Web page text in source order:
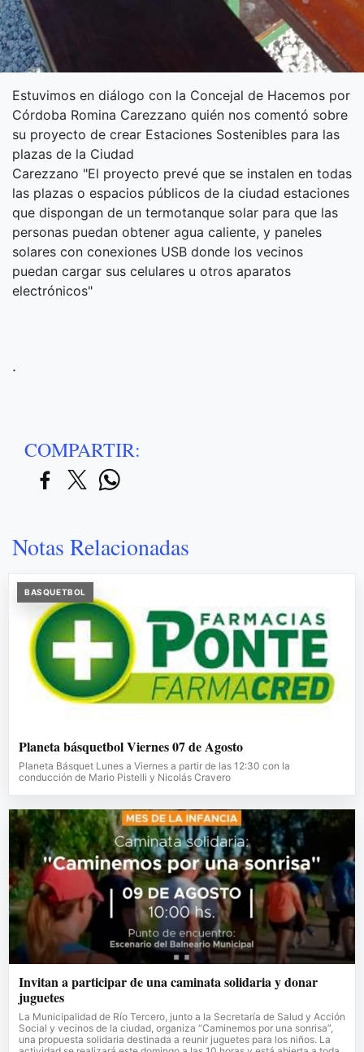
Estuvimos en diálogo con la Concejal de Hacemos por
Córdoba Romina Carezzano quién nos comentó sobre
su proyecto de crear Estaciones Sostenibles para las
plazas de la Ciudad
Carezzano "El proyecto prevé que se instalen en todas
las plazas o espacios públicos de la ciudad estaciones
que dispongan de un termotanque solar para que las
personas puedan obtener agua caliente, y paneles
solares con conexiones USB donde los vecinos
puedan cargar sus celulares u otros aparatos
electrónicos"
.
COMPARTIR:
Notas Relacionadas
BASQUETBOL
Planeta básquetbol Viernes 07 de Agosto
Planeta Básquet Lunes a Viernes a partir de las 12:30 con la
conducción de Mario Pistelli y Nicolás Cravero
Invitan a participar de una caminata solidaria y donar
juguetes
La Municipalidad de Río Tercero, junto a la Secretaría de Salud y Acción
Social y vecinos de la ciudad, organiza “Caminemos por una sonrisa”,
una propuesta solidaria destinada a reunir juguetes para los niños. La